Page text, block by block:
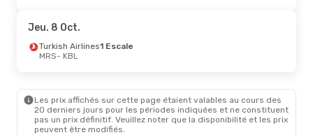
Turkish Airlines
KBL- MRS
Jeu. 8 Oct.
Turkish Airlines1 Escale
MRS- KBL
Les prix affichés sur cette page étaient valables au cours des
20 derniers jours pour les périodes indiquées et ne constituent
pas un prix définitif. Veuillez noter que la disponibilité et les prix
peuvent être modifiés.